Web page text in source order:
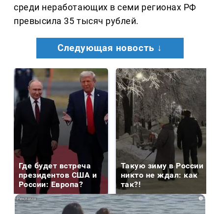
среди неработающих в семи регионах РФ
превысила 35 тысяч рублей.
Следующая новость ↓
Где будет встреча
президентов США и
России: Европа?
Такую зиму в России
никто не ждал: как
так?!
i